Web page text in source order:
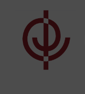
springen